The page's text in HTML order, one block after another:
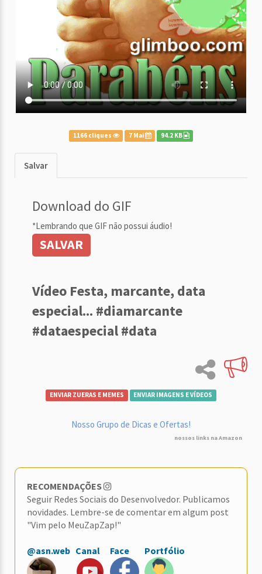
1166 cliques 7 Mai 94.2 KB
Salvar
Download do GIF
*Lembrando que GIF não possui áudio!
SALVAR
Vídeo Festa, marcante, data
especial... #diamarcante
#dataespecial #data
ENVIAR ZUERAS E MEMES ENVIAR IMAGENS E VÍDEOS
Nosso Grupo de Dicas e Ofertas!
nossos links na Amazon
RECOMENDAÇÕES
Seguir Redes Sociais do Desenvolvedor. Publicamos
novidades. Lembre-se de comentar em algum post
"Vim pelo MeuZapZap!"
@asn.web Canal Face Portfólio